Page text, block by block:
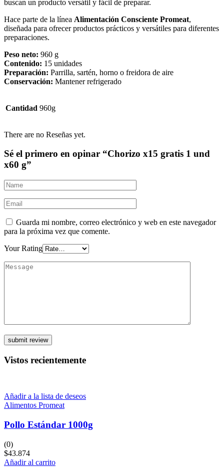
buscan un producto versátil y fácil de preparar.
Hace parte de la línea Alimentación Consciente Promeat,
diseñada para ofrecer productos prácticos y versátiles para diferentes
preparaciones.
Peso neto: 960 g
Contenido: 15 unidades
Preparación: Parrilla, sartén, horno o freidora de aire
Conservación: Mantener refrigerado
Cantidad 960g
There are no Reseñas yet.
Sé el primero en opinar “Chorizo x15 gratis 1 und
x60 g”
Guarda mi nombre, correo electrónico y web en este navegador
para la próxima vez que comente.
Your Rating
Vistos recientemente
Añadir a la lista de deseos
Alimentos Promeat
Pollo Estándar 1000g
(0)
$43.874
Añadir al carrito